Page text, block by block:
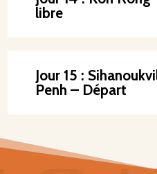
libre
Jour 15 :
Penh – Départ